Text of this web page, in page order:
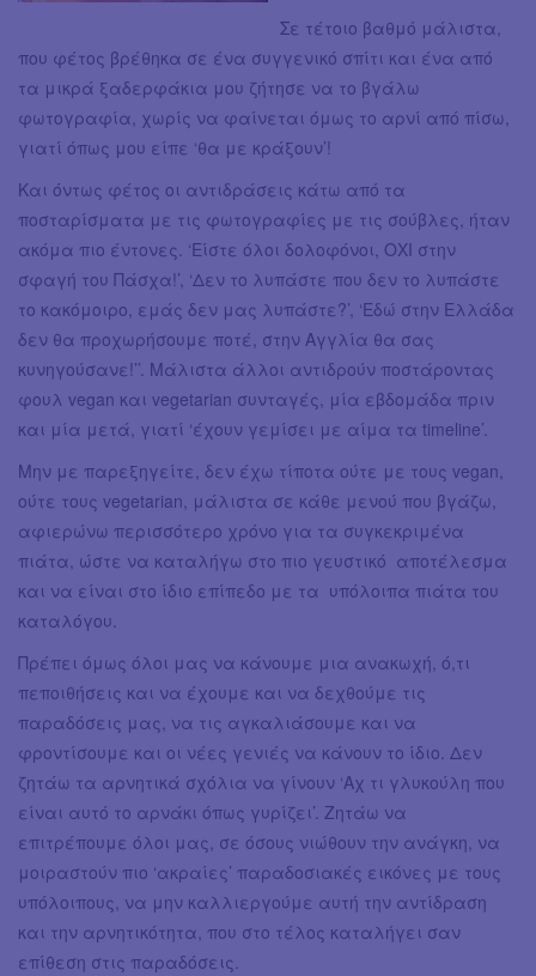
Σε τέτοιο βαθμό μάλιστα,
που φέτος βρέθηκα σε ένα συγγενικό σπίτι και ένα από
τα μικρά ξαδερφάκια μου ζήτησε να το βγάλω
φωτογραφία, χωρίς να φαίνεται όμως το αρνί από πίσω,
γιατί όπως μου είπε ‘θα με κράξουν’!
Και όντως φέτος οι αντιδράσεις κάτω από τα
ποσταρίσματα με τις φωτογραφίες με τις σούβλες, ήταν
ακόμα πιο έντονες. ‘Είστε όλοι δολοφόνοι, ΟΧΙ στην
σφαγή του Πάσχα!’, ‘Δεν το λυπάστε που δεν το λυπάστε
το κακόμοιρο, εμάς δεν μας λυπάστε?’, ‘Εδώ στην Ελλάδα
δεν θα προχωρήσουμε ποτέ, στην Αγγλία θα σας
κυνηγούσανε!’’. Μάλιστα άλλοι αντιδρούν ποστάροντας
φουλ vegan και vegetarian συνταγές, μία εβδομάδα πριν
και μία μετά, γιατί ‘έχουν γεμίσει με αίμα τα timeline’.
Μην με παρεξηγείτε, δεν έχω τίποτα ούτε με τους vegan,
ούτε τους vegetarian, μάλιστα σε κάθε μενού που βγάζω,
αφιερώνω περισσότερο χρόνο για τα συγκεκριμένα
πιάτα, ώστε να καταλήγω στο πιο γευστικό αποτέλεσμα
και να είναι στο ίδιο επίπεδο με τα υπόλοιπα πιάτα του
καταλόγου.
Πρέπει όμως όλοι μας να κάνουμε μια ανακωχή, ό,τι
πεποιθήσεις και να έχουμε και να δεχθούμε τις
παραδόσεις μας, να τις αγκαλιάσουμε και να
φροντίσουμε και οι νέες γενιές να κάνουν το ίδιο. Δεν
ζητάω τα αρνητικά σχόλια να γίνουν ‘Αχ τι γλυκούλη που
είναι αυτό το αρνάκι όπως γυρίζει’. Ζητάω να
επιτρέπουμε όλοι μας, σε όσους νιώθουν την ανάγκη, να
μοιραστούν πιο ‘ακραίες’ παραδοσιακές εικόνες με τους
υπόλοιπους, να μην καλλιεργούμε αυτή την αντίδραση
και την αρνητικότητα, που στο τέλος καταλήγει σαν
επίθεση στις παραδόσεις.